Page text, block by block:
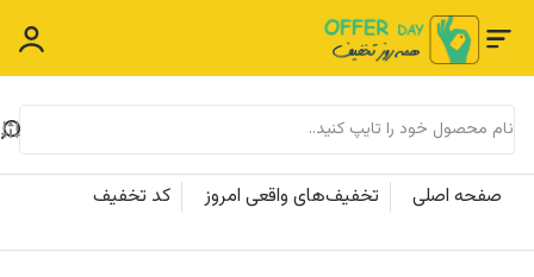
صفحه اصلی تخفیف‌های واقعی امروز کد تخفیف